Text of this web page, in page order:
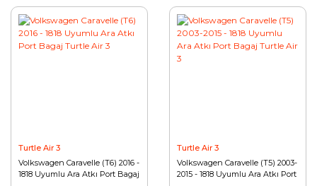
Turtle Air 3
Volkswagen Caravelle (T6) 2016 -
1818 Uyumlu Ara Atkı Port Bagaj
Turtle Air 3
Volkswagen Caravelle (T5) 2003-
2015 - 1818 Uyumlu Ara Atkı Port